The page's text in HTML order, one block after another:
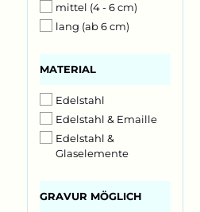
Biene
Libelle
Skorpion
Blatt
Blume
Kürbis
Stern
mittel (4 - 6 cm)
lang (ab 6 cm)
MATERIAL
Edelstahl
Edelstahl & Emaille
Edelstahl &
Glaselemente
MÖGLICH
GRAVUR MÖGLICH